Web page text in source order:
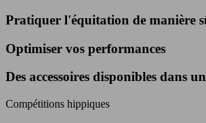
Pratiquer l'équitation de manière
Optimiser vos performances
Des accessoires disponibles dans
Compétitions hippiques